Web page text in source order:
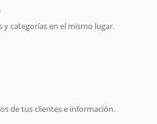
categorías en el mismo lugar.
de tus clientes e información.